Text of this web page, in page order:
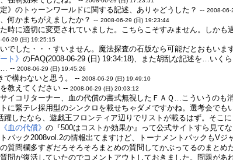
定》のトゥーンワールドに関する記述、ありゃどうした？ --2008-06-
何かまちがえましたか？ --2008-06-29 (日) 19:23:44
時に適切に変更されていました。こちらこそすみません。しか
06-29 (日) 19:25:15
でした・・・すいません。魔法探査の石版なら可能だとおもいま
ト》のFAQ(2008-06-29 (日) 19:34:18)、また胡乱な記述を…いく
--2008-06-29 (日) 19:45:26
で構わないと思う。 --2008-06-29 (日) 19:49:10
教えてください --2008-06-29 (日) 20:03:12
イコリターナー、血の代償の書式無視したＦＡＱ…こういうのも
に緊テレ採用型のシンクロを載せちゃダメですかね。選考会でも
躍したなら、遊戯王フロンティア辺りでリストが載るはず。そこ
《血の代償》の『500はコストか効果か』って公式サイトすら見て
トパック2008vol.2の情報出てますけど、トーナメントパックもV
質問欄多すぎだろそろそろまとめの質問してかぶってるのまとめ
問が復活していたのでコメントアウトしておきました。問題が